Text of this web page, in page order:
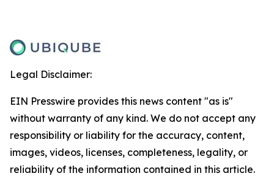
Legal Disclaimer:
EIN Presswire provides this news content "as is"
without warranty of any kind. We do not accept any
responsibility or liability for the accuracy, content,
images, videos, licenses, completeness, legality, or
reliability of the information contained in this article.